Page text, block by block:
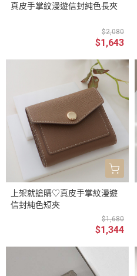
真皮手掌紋漫遊信封純色長夾
$2,080
$1,643
上架就搶購♡真皮手掌紋漫遊
信封純色短夾
$1,680
$1,344